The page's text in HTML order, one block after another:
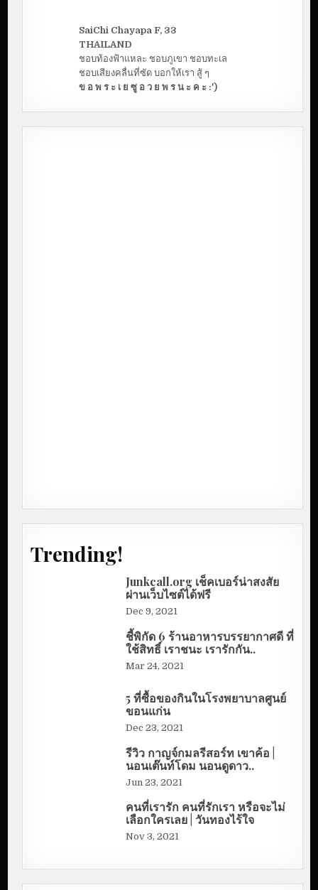
SaiChi Chayapa F, 33
THAILAND
ชอบท้องฟ้าแหละ ชอบภูเขา ชอบทะเล
ชอบเสียงคลื่นที่ซัด บอกให้เรา สู้ ๆ
ข อ พ ร ะ เ ย ซู อ ว ย พ ร น ะ ค ะ :')
Trending!
Junkcall.org เช็คเบอร์น่าสงสัย
ผ่านเว็บไซต์ได้ฟรี
Dec 9, 2021
ชี้พิกัด 6 ร้านอาหารบรรยากาศดี ที่
ใช้สิทธิ์ เราชนะ เรารักกัน..
Mar 24, 2021
5 ที่ซื้อของกินในโรงพยาบาลศูนย์
ขอนแก่น
Dec 23, 2021
รีวิว กาญจ์กมลรีสอร์ท เขาค้อ |
นอนเต๊นท์โดม นอนดูดาว..
Jun 23, 2021
คนที่เรารัก คนที่รักเรา หรือจะไม่
เลือกใครเลย | วันทองไร้ใจ
Nov 3, 2021